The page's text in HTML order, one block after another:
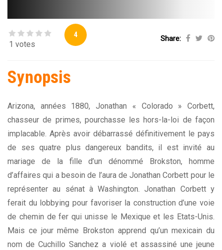
1 votes
4 Share:
Synopsis
Arizona, années 1880, Jonathan « Colorado » Corbett,
chasseur de primes, pourchasse les hors-la-loi de façon
implacable. Après avoir débarrassé définitivement le pays
de ses quatre plus dangereux bandits, il est invité au
mariage de la fille d’un dénommé Brokston, homme
d’affaires qui a besoin de l’aura de Jonathan Corbett pour le
représenter au sénat à Washington. Jonathan Corbett y
ferait du lobbying pour favoriser la construction d’une voie
de chemin de fer qui unisse le Mexique et les Etats-Unis.
Mais ce jour même Brokston apprend qu’un mexicain du
nom de Cuchillo Sanchez a violé et assassiné une jeune